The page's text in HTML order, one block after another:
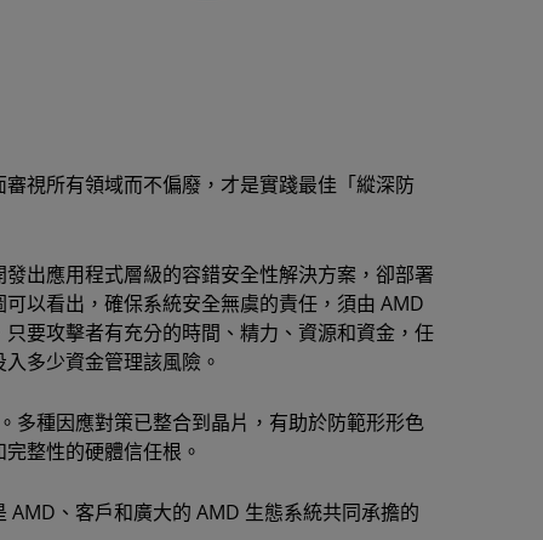
視所有領域而不偏廢，才是實踐最佳「縱深防
出應用程式層級的容錯安全性解決方案，卻部署
以看出，確保系統安全無虞的責任，須由 AMD
要攻擊者有充分的時間、精力、資源和資金，任
多少資金管理該風險。
多種因應對策已整合到晶片，有助於防範形形色
整性的硬體信任根。
、客戶和廣大的 AMD 生態系統共同承擔的